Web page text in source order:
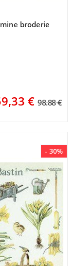
broderie
€ 98.88 €
- 30%